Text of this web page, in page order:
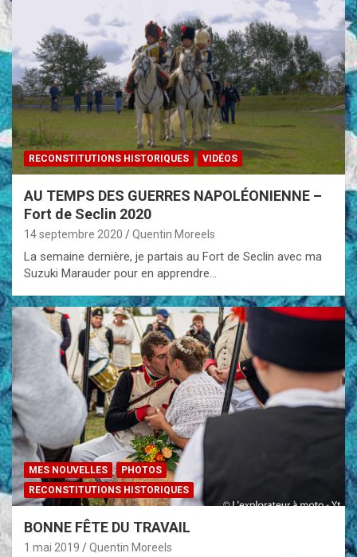
RECONSTITUTIONS HISTORIQUES VIDÉOS
AU TEMPS DES GUERRES NAPOLÉONIENNE –
Fort de Seclin 2020
14 septembre 2020 Quentin Moreels
La semaine dernière, je partais au Fort de Seclin avec ma
Suzuki Marauder pour en apprendre…
MES NOUVELLES
PHOTOS
RECONSTITUTIONS HISTORIQUES
BONNE FÊTE DU TRAVAIL
1 mai 2019 Quentin Moreels